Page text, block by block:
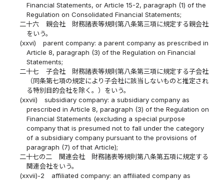
Financial Statements, or Article 15-2, paragraph (1) of the
Regulation on Consolidated Financial Statements;
二十六
親会社 財務諸表等規則第八条第三項に規定する親会社
をいう。
(xxvi)
parent company: a parent company as prescribed in
Article 8, paragraph (3) of the Regulation on Financial
Statements;
二十七
子会社 財務諸表等規則第八条第三項に規定する子会社
（同条第七項の規定により子会社に該当しないものと推定され
る特別目的会社を除く。）をいう。
(xxvii)
subsidiary company: a subsidiary company as
prescribed in Article 8, paragraph (3) of the Regulation on
Financial Statements (excluding a special purpose
company that is presumed not to fall under the category
of a subsidiary company pursuant to the provisions of
paragraph (7) of that Article);
二十七の二
関連会社 財務諸表等規則第八条第五項に規定する
関連会社をいう。
(xxvii)-2
affiliated company: an affiliated company as